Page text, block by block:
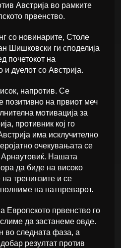
Австрија во рамките
првенство.
со новинарите, Столе
Шишковски ги споделија
почетокот на
и дуелот со Австрија.
напротив. Се
позитивно на првиот меч
мотивација за
противник кој го
има исклучително
очекувањата се
Нашата
да биде на високо
тренинзите и се
на натпреварот.
Европското првенство го
да застанеме овде.
во следната фаза, а
резултат против